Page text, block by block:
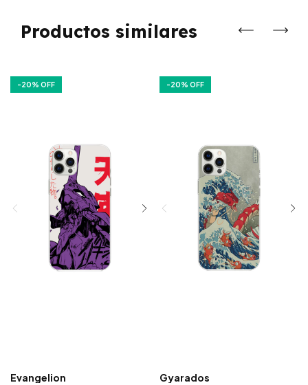
Productos similares
-20% OFF
Evangelion
-20% OFF
Gyarados